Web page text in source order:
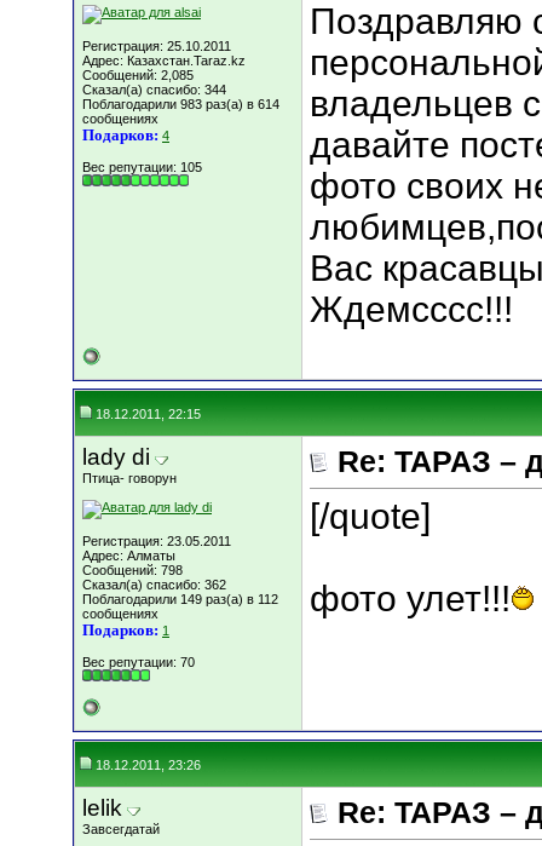
Регистрация: 25.10.2011
Адрес: Казахстан.Taraz.kz
Сообщений: 2,085
Сказал(а) спасибо: 344
Поблагодарили 983 раз(а) в 614
сообщениях
Подарков: 4
Вес репутации: 105
Поздравляю
владельцев
давайте
фото своих
Вас
Ждемсссс!!!
18.12.2011, 22:15
lady di
Птица- говорун
Регистрация: 23.05.2011
Адрес: Алматы
Сообщений: 798
Сказал(а) спасибо: 362
Поблагодарили 149 раз(а) в 112
сообщениях
Подарков: 1
Вес репутации: 70
Re: ТАРАЗ –
[/quote]
фото улет!!!
18.12.2011, 23:26
lelik
Завсегдатай Re: ТАРАЗ –